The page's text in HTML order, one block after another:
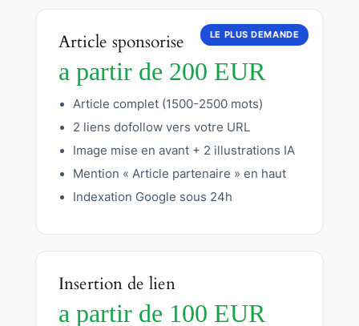
LE PLUS DEMANDE
Article sponsorise
a partir de 200 EUR
Article complet (1500-2500 mots)
2 liens dofollow vers votre URL
Image mise en avant + 2 illustrations IA
Mention « Article partenaire » en haut
Indexation Google sous 24h
Insertion de lien
a partir de 100 EUR